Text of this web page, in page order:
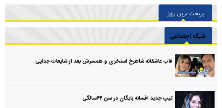
پربحث ترین روز
شبکه اجتماعی
قاب عاشقانه شاهرخ استخری و همسرش بعد از شایعات جدایی
تیپ جدید افسانه بایگان در سن ۶۴سالگی